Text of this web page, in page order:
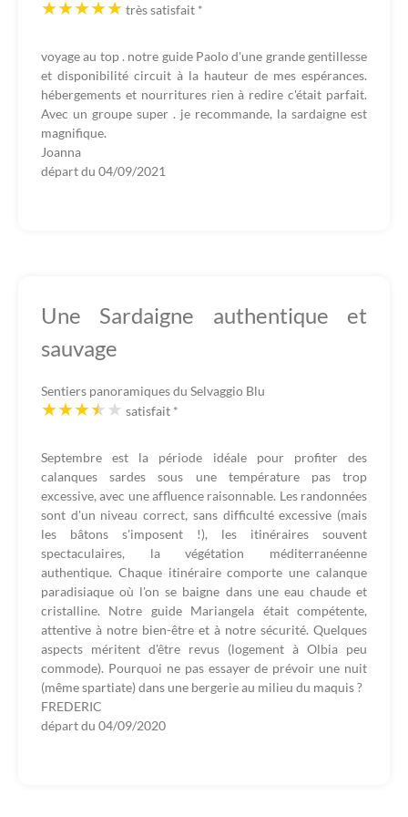
très satisfait *
voyage au top . notre guide Paolo d'une grande gentillesse
et disponibilité circuit à la hauteur de mes espérances.
hébergements et nourritures rien à redire c'était parfait.
Avec un groupe super . je recommande, la sardaigne est
magnifique.
Joanna
départ du 04/09/2021
Une Sardaigne authentique et
sauvage
Sentiers panoramiques du Selvaggio Blu
satisfait *
Septembre est la période idéale pour profiter des
calanques sardes sous une température pas trop
excessive, avec une affluence raisonnable. Les randonnées
sont d'un niveau correct, sans difficulté excessive (mais
les bâtons s'imposent !), les itinéraires souvent
spectaculaires, la végétation méditerranéenne
authentique. Chaque itinéraire comporte une calanque
paradisiaque où l'on se baigne dans une eau chaude et
cristalline. Notre guide Mariangela était compétente,
attentive à notre bien-être et à notre sécurité. Quelques
aspects méritent d'être revus (logement à Olbia peu
commode). Pourquoi ne pas essayer de prévoir une nuit
(même spartiate) dans une bergerie au milieu du maquis ?
FREDERIC
départ du 04/09/2020